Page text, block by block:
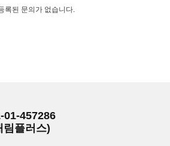
록된 문의가 없습니다.
01-457286
림플러스)